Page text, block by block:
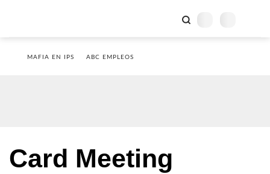
MAFIA EN IPS ABC EMPLEOS
Card Meeting